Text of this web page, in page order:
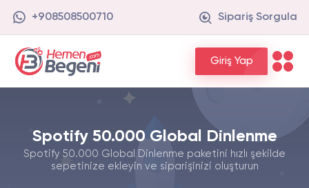
+908508500710 Sipariş Sorgula
Giriş Yap
Spotify 50.000 Global Dinlenme
Spotify 50.000 Global Dinlenme paketini hızlı şekilde
sepetinize ekleyin ve siparişinizi oluşturun